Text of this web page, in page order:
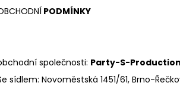
PODMÍNKY
společnosti: Party-S-
sídlem: Novoměstská 1451/61, Brno-